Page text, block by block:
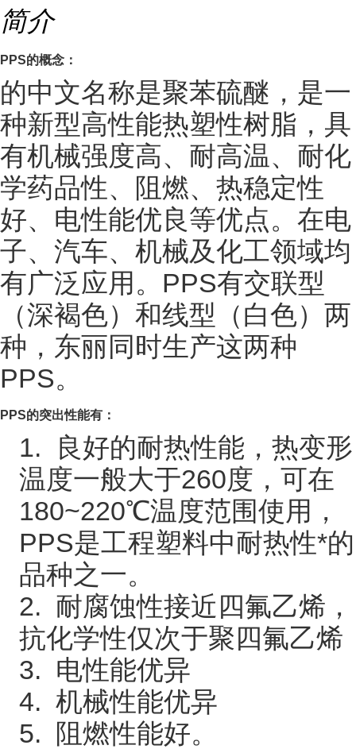
简介
PPS的概念：
的中文名称是聚苯硫醚，是一
种新型高性能热塑性树脂，具
有机械强度高、耐高温、耐化
学药品性、阻燃、热稳定性
好、电性能优良等优点。在电
子、汽车、机械及化工领域均
有广泛应用。PPS有交联型
（深褐色）和线型（白色）两
种，东丽同时生产这两种
PPS。
PPS的突出性能有：
1. 良好的耐热性能，热变形
温度一般大于260度，可在
180~220℃温度范围使用，
PPS是工程塑料中耐热性*的
品种之一。
2. 耐腐蚀性接近四氟乙烯，
抗化学性仅次于聚四氟乙烯
3. 电性能优异
4. 机械性能优异
5. 阻燃性能好。